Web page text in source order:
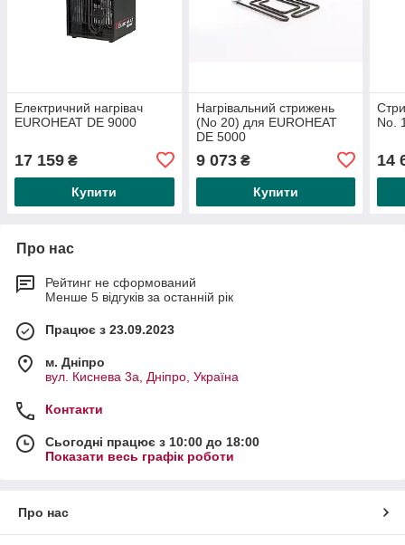
Електричний нагрівач
EUROHEAT DE 9000
17 159 ₴
Купити
Нагрівальний стрижень
(No 20) для EUROHEAT
DE 5000
9 073₴
Купити
No.
14
Про нас
Рейтинг не сформований
Менше 5 відгуків за останній рік
Працює з 23.09.2023
м. Дніпро
вул. Киснева 3а, Дніпро, Україна
Контакти
Сьогодні працює з 10:00 до 18:00
Показати весь графік роботи
Про нас